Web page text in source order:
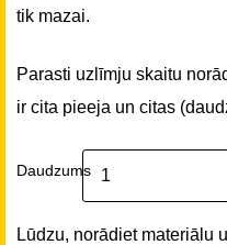
tik mazai.
Parasti uzlīmju skaitu
ir cita pieeja un citas
Daudzums
Lūdzu, norādiet materiālu